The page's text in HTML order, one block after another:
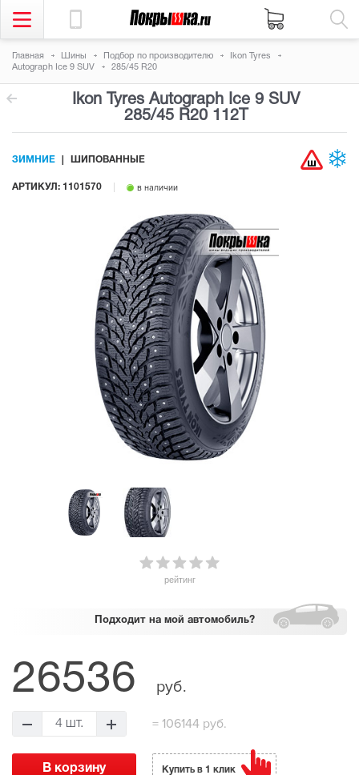
Главная Шины Подбор по производителю
Ikon Tyres
Autograph Ice 9 SUV
285/45 R20
Ikon Tyres Autograph Ice 9 SUV
285/45 R20 112T
рейтинг
АРТИКУЛ: 1101570 в наличии
ЗИМНИЕ ШИПОВАННЫЕ
Подходит на мой автомобиль?
26536 руб.
4 шт. = 106144 руб.
Купить в 1 клик